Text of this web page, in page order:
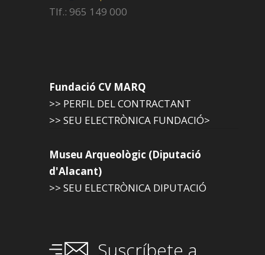
Tlf.: 965 149 000
Fundació CV MARQ
>> PERFIL DEL CONTRACTANT
>> SEU ELECTRÒNICA FUNDACIÓ>
Museu Arqueològic (Diputació
d'Alacant)
>> SEU ELECTRÒNICA DIPUTACIÓ
Suscríbete a